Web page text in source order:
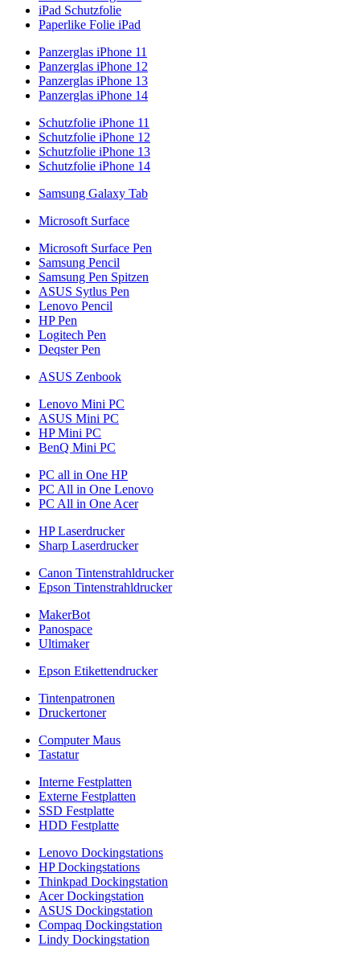
iPad Schutzfolie
Paperlike Folie iPad
Panzerglas iPhone 11
Panzerglas iPhone 12
Panzerglas iPhone 13
Panzerglas iPhone 14
Schutzfolie iPhone 11
Schutzfolie iPhone 12
Schutzfolie iPhone 13
Schutzfolie iPhone 14
Samsung Galaxy Tab
Microsoft Surface
Microsoft Surface Pen
Samsung Pencil
Samsung Pen Spitzen
ASUS Sytlus Pen
Lenovo Pencil
HP Pen
Logitech Pen
Deqster Pen
ASUS Zenbook
Lenovo Mini PC
ASUS Mini PC
HP Mini PC
BenQ Mini PC
PC all in One HP
PC All in One Lenovo
PC All in One Acer
HP Laserdrucker
Sharp Laserdrucker
Canon Tintenstrahldrucker
Epson Tintenstrahldrucker
MakerBot
Panospace
Ultimaker
Epson Etikettendrucker
Tintenpatronen
Druckertoner
Computer Maus
Tastatur
Interne Festplatten
Externe Festplatten
SSD Festplatte
HDD Festplatte
Lenovo Dockingstations
HP Dockingstations
Thinkpad Dockingstation
Acer Dockingstation
ASUS Dockingstation
Compaq Dockingstation
Lindy Dockingstation